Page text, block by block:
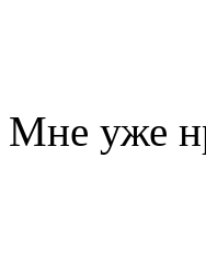
Мне уже